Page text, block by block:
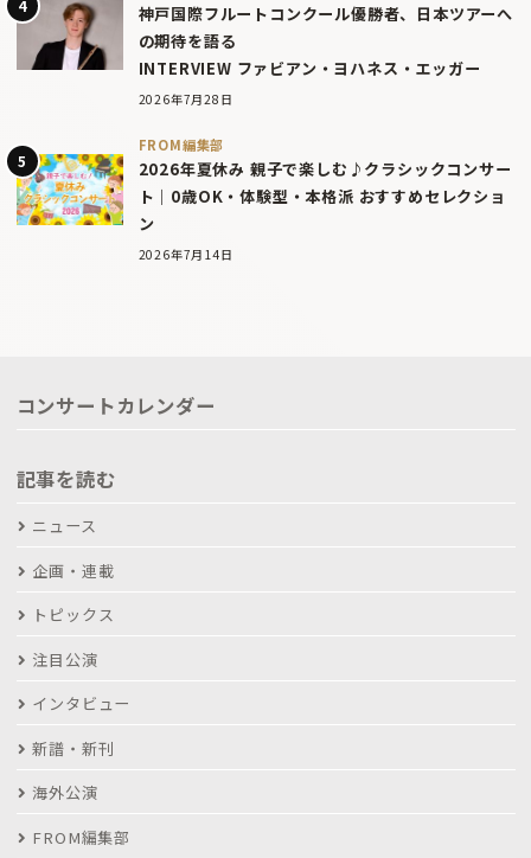
神戸国際フルートコンクール優勝者、日本ツアーへ
の期待を語る
INTERVIEW ファビアン・ヨハネス・エッガー
2026年7月28日
FROM編集部
2026年夏休み 親子で楽しむ♪クラシックコンサー
ト｜0歳OK・体験型・本格派 おすすめセレクショ
ン
2026年7月14日
コンサートカレンダー
記事を読む
ニュース
企画・連載
トピックス
注目公演
インタビュー
新譜・新刊
海外公演
FROM編集部